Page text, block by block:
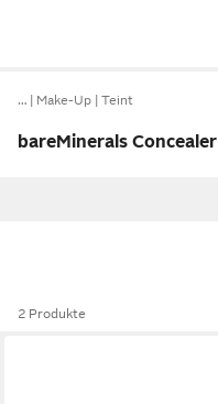
… Make-Up Teint
bareMinerals Concealer
2 Produkte